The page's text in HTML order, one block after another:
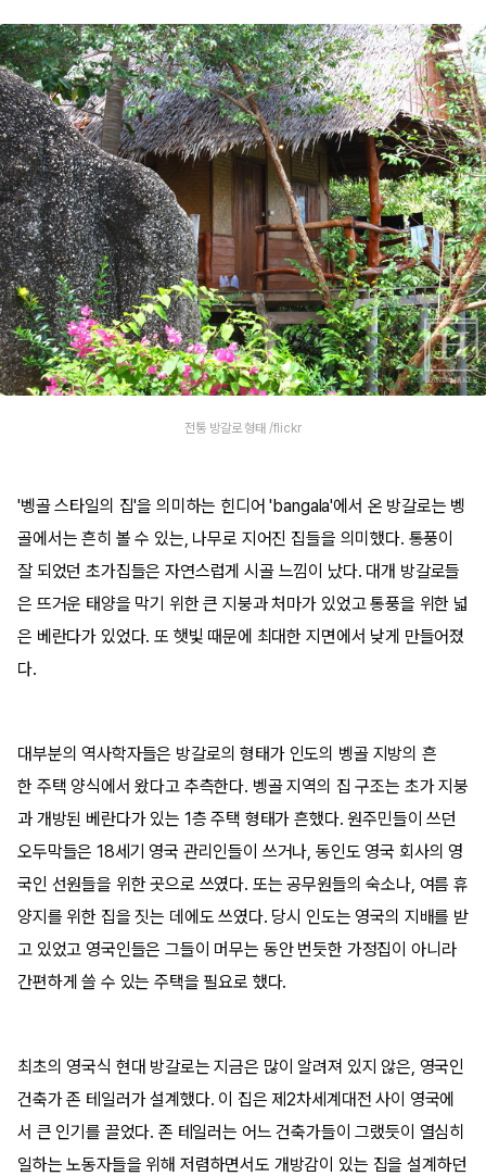
전통 방갈로 형태 /flickr
'벵골 스타일의 집'을 의미하는 힌디어 'bangala'에서 온 방갈로는 벵
골에서는 흔히 볼 수 있는, 나무로 지어진 집들을 의미했다. 통풍이
잘 되었던 초가집들은 자연스럽게 시골 느낌이 났다. 대개 방갈로들
은 뜨거운 태양을 막기 위한 큰 지붕과 처마가 있었고 통풍을 위한 넓
은 베란다가 있었다. 또 햇빛 때문에 최대한 지면에서 낮게 만들어졌
다.
대부분의 역사학자들은 방갈로의 형태가 인도의 벵골 지방의 흔
한 주택 양식에서 왔다고 추측한다. 벵골 지역의 집 구조는 초가 지붕
과 개방된 베란다가 있는 1층 주택 형태가 흔했다. 원주민들이 쓰던
오두막들은 18세기 영국 관리인들이 쓰거나, 동인도 영국 회사의 영
국인 선원들을 위한 곳으로 쓰였다. 또는 공무원들의 숙소나, 여름 휴
양지를 위한 집을 짓는 데에도 쓰였다. 당시 인도는 영국의 지배를 받
고 있었고 영국인들은 그들이 머무는 동안 번듯한 가정집이 아니라
간편하게 쓸 수 있는 주택을 필요로 했다.
최초의 영국식 현대 방갈로는 지금은 많이 알려져 있지 않은, 영국인
건축가 존 테일러가 설계했다. 이 집은 제2차세계대전 사이 영국에
서 큰 인기를 끌었다. 존 테일러는 어느 건축가들이 그랬듯이 열심히
일하는 노동자들을 위해 저렴하면서도 개방감이 있는 집을 설계하던